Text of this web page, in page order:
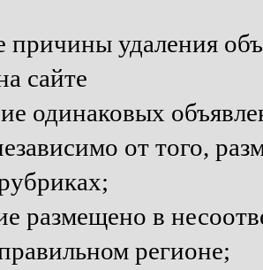
удаления
сайте
одинаковых
от того,
размещено в
регионе;